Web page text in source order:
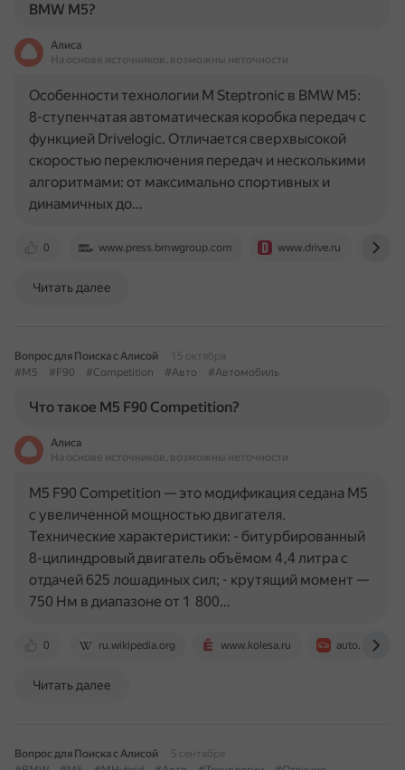
BMW M5?
Алиса
На основе источников, возможны неточности
0 www.press.bmwgroup.com www.drive.ru
Особенности технологии M Steptronic в BMW M5:
8-ступенчатая автоматическая коробка передач с
функцией Drivelogic. Отличается сверхвысокой
скоростью переключения передач и несколькими
алгоритмами: от максимально спортивных и
динамичных до…
Читать далее
Вопрос для Поиска с Алисой
15 октября
#M5
#F90 #Competition #Авто #Автомобиль
Что такое M5 F90 Competition?
Алиса
На основе источников, возможны неточности
0 ru.wikipedia.org www.kolesa.ru auto.ru
M5 F90 Competition — это модификация седана M5
с увеличенной мощностью двигателя.
Технические характеристики: - битурбированный
8-цилиндровый двигатель объёмом 4,4 литра с
отдачей 625 лошадиных сил; - крутящий момент —
750 Нм в диапазоне от 1 800…
Читать далее
Вопрос для Поиска с Алисой
5 сентября